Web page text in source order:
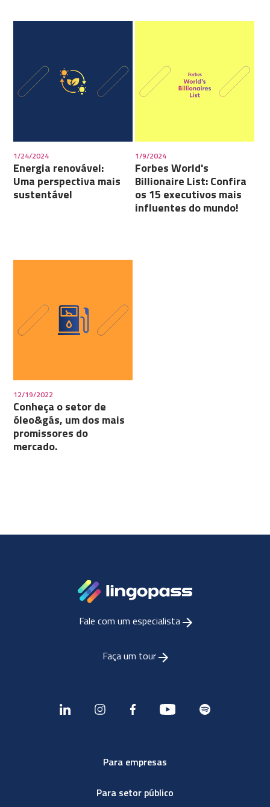
1/24/2024
Energia renovável:
Uma perspectiva mais
sustentável
1/9/2024
Forbes World's
Billionaire List: Confira
os 15 executivos mais
influentes do mundo!
12/19/2022
Conheça o setor de
óleo&gás, um dos mais
promissores do
mercado.
Fale com um especialista
Faça um tour
Para empresas
Para setor público